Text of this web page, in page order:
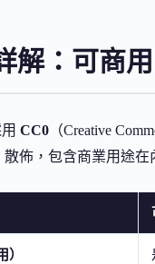
解：可商
CC0 （Creative
佈，包含商業用途